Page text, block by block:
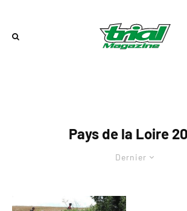
Pays de la Loire
Dernier